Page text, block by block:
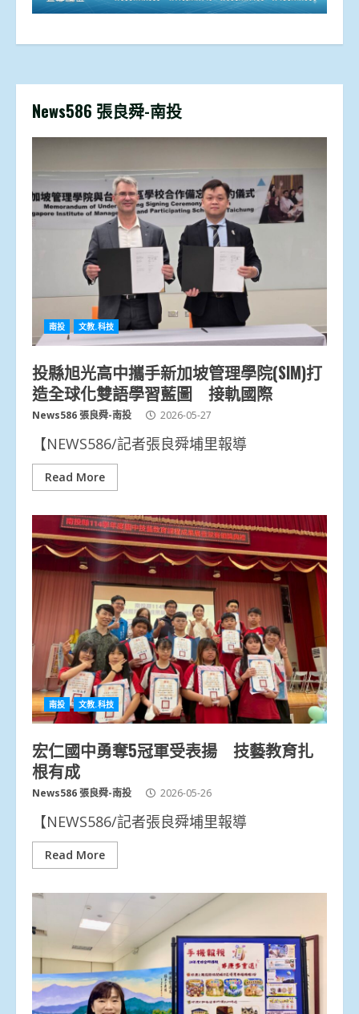
News586 張良舜-南投
南投 文教.科技
投縣旭光高中攜手新加坡管理學院(SIM)打
造全球化雙語學習藍圖 接軌國際
News586 張良舜-南投 2026-05-27
【NEWS586/記者張良舜埔里報導
Read More
南投 文教.科技
宏仁國中勇奪5冠軍受表揚 技藝教育扎
根有成
News586 張良舜-南投 2026-05-26
【NEWS586/記者張良舜埔里報導
Read More